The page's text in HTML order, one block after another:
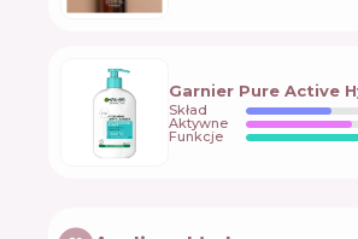
Garnier Pure Active
Skład
Aktywne
Funkcje